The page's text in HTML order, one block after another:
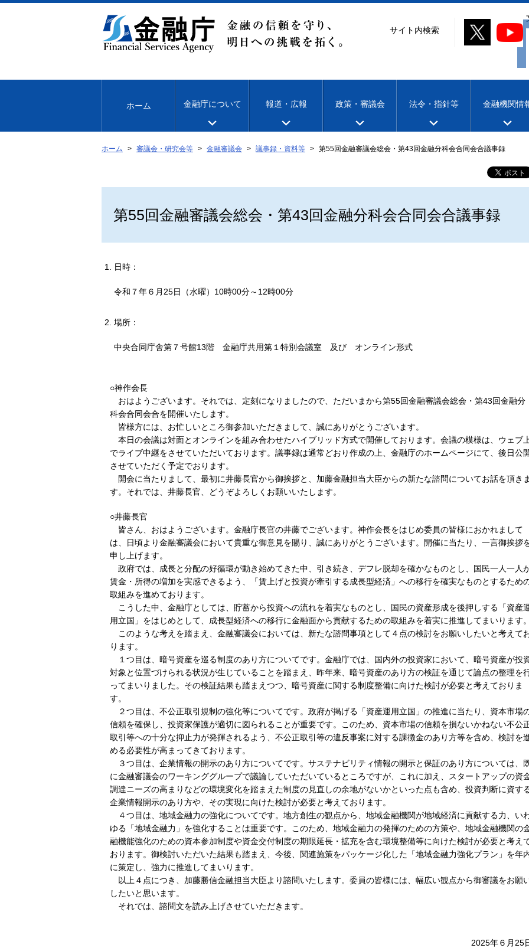
文
移
サイト内検索
ホーム 金融庁について 報道・広報 政策・審議会 法令・指針等 金融機関情
ホーム 審議会・研究会等 金融審議会 議事録・資料等 第55回金融審議会総会・第43回金融分科会合同会合議事録
第55回金融審議会総会・第43回金融分科会合同会合議事録
日時：
令和７年６月25日（水曜）10時00分～12時00分
場所：
中央合同庁舎第７号館13階 金融庁共用第１特別会議室 及び オンライン形式
○神作会長
おはようございます。それでは、定刻になりましたので、ただいまから第55回金融審議会総会・第43回金融分
科会合同会合を開催いたします。
皆様方には、お忙しいところ御参加いただきまして、誠にありがとうございます。
本日の会議は対面とオンラインを組み合わせたハイブリッド方式で開催しております。会議の模様は、ウェブ
でライブ中継をさせていただいております。議事録は通常どおり作成の上、金融庁のホームページにて、後日公
させていただく予定でおります。
開会に当たりまして、最初に井藤長官から御挨拶と、加藤金融担当大臣からの新たな諮問についてお話を頂きま
す。それでは、井藤長官、どうぞよろしくお願いいたします。
○井藤長官
皆さん、おはようございます。金融庁長官の井藤でございます。神作会長をはじめ委員の皆様におかれまして
は、日頃より金融審議会において貴重な御意見を賜り、誠にありがとうございます。開催に当たり、一言御挨拶
申し上げます。
政府では、成長と分配の好循環が動き始めてきた中、引き続き、デフレ脱却を確かなものとし、国民一人一人
賃金・所得の増加を実感できるよう、「賃上げと投資が牽引する成長型経済」への移行を確実なものとするため
取組みを進めております。
こうした中、金融庁としては、貯蓄から投資への流れを着実なものとし、国民の資産形成を後押しする「資産
用立国」をはじめとして、成長型経済への移行に金融面から貢献するための取組みを着実に推進してまいります。
このような考えを踏まえ、金融審議会においては、新たな諮問事項として４点の検討をお願いしたいと考えて
ります。
１つ目は、暗号資産を巡る制度のあり方についてです。金融庁では、国内外の投資家において、暗号資産が投
対象と位置づけられる状況が生じていることを踏まえ、昨年来、暗号資産のあり方の検証を通じて論点の整理を
ってまいりました。その検証結果も踏まえつつ、暗号資産に関する制度整備に向けた検討が必要と考えておりま
す。
２つ目は、不公正取引規制の強化等についてです。政府が掲げる「資産運用立国」の推進に当たり、資本市場
信頼を確保し、投資家保護が適切に図られることが重要です。このため、資本市場の信頼を損ないかねない不公
取引等への十分な抑止力が発揮されるよう、不公正取引等の違反事案に対する課徴金のあり方等を含め、検討を
める必要性が高まってきております。
３つ目は、企業情報の開示のあり方についてです。サステナビリティ情報の開示と保証のあり方については、
に金融審議会のワーキンググループで議論していただいているところですが、これに加え、スタートアップの資
調達ニーズの高まりなどの環境変化を踏まえた制度の見直しの余地がないかといった点も含め、投資判断に資す
企業情報開示のあり方や、その実現に向けた検討が必要と考えております。
４つ目は、地域金融力の強化についてです。地方創生の観点から、地域金融機関が地域経済に貢献する力、い
ゆる「地域金融力」を強化することは重要です。このため、地域金融力の発揮のための方策や、地域金融機関の
融機能強化のための資本参加制度や資金交付制度の期限延長・拡充を含む環境整備等に向けた検討が必要と考え
おります。御検討いただいた結果も踏まえ、今後、関連施策をパッケージ化した「地域金融力強化プラン」を年
に策定し、強力に推進してまいります。
以上４点につき、加藤勝信金融担当大臣より諮問いたします。委員の皆様には、幅広い観点から御審議をお願
したいと思います。
それでは、諮問文を読み上げさせていただきます。
2025年６月25